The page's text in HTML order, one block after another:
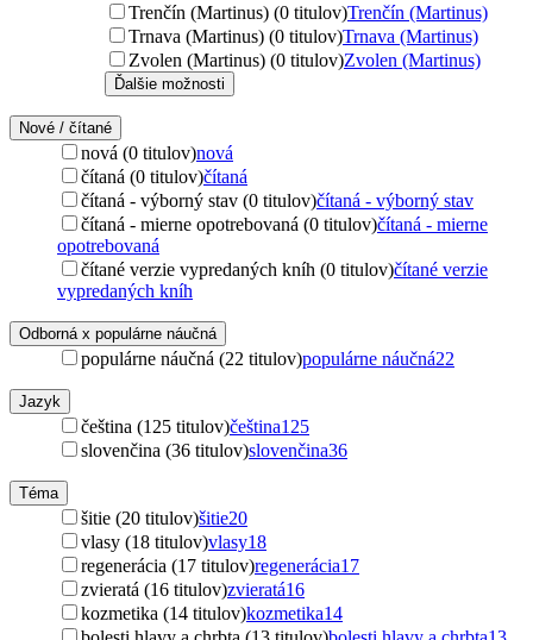
Trenčín (Martinus) (0 titulov)Trenčín (Martinus)
Trnava (Martinus) (0 titulov)Trnava (Martinus)
Zvolen (Martinus) (0 titulov)Zvolen (Martinus)
Ďalšie možnosti
Nové / čítané
nová (0 titulov)nová
čítaná (0 titulov)čítaná
čítaná - výborný stav (0 titulov)čítaná - výborný stav
čítaná - mierne opotrebovaná (0 titulov)čítaná - mierne
opotrebovaná
čítané verzie vypredaných kníh (0 titulov)čítané verzie
vypredaných kníh
Odborná x populárne náučná
populárne náučná (22 titulov)populárne náučná22
Jazyk
čeština (125 titulov)čeština125
slovenčina (36 titulov)slovenčina36
Téma
šitie (20 titulov)šitie20
vlasy (18 titulov)vlasy18
regenerácia (17 titulov)regenerácia17
zvieratá (16 titulov)zvieratá16
kozmetika (14 titulov)kozmetika14